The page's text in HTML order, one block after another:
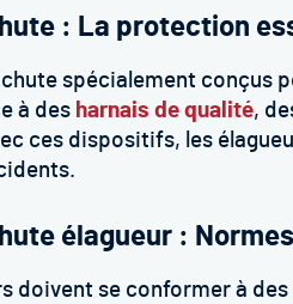
: La protection
spécialement conçus
à des harnais de qualité,
ces dispositifs, les
élagueur :
doivent se conformer à